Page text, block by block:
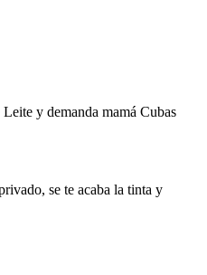
y demanda mamá Cubas
se te acaba la tinta y